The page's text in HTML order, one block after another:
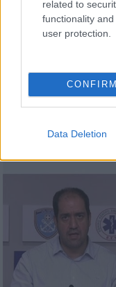
related to
functionality
user protection.
CONFIRM
Data Deletion
Πολιτική|
οδύνη»
Ο υπουργός
Πολιτικής
του για το